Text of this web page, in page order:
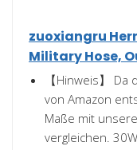
zuoxiangru
Military Hose,
【Hinweis】
von Amazon
Maße mit
vergleichen.